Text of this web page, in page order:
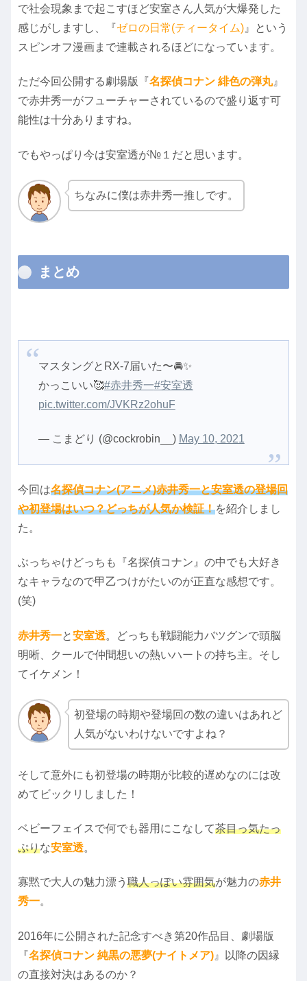
で社会現象まで起こすほど安室さん人気が大爆発した
感じがしますし、『ゼロの日常(ティータイム) 』という
スピンオフ漫画まで連載されるほどになっています。
ただ今回公開する劇場版『名探偵コナン 緋色の弾丸』
で赤井秀一がフューチャーされているので盛り返す可
能性は十分ありますね。
でもやっぱり今は安室透が№１だと思います。
ちなみに僕は赤井秀一推しです。
まとめ
マスタングとRX-7届いた〜🚘✨
かっこいい🥰#赤井秀一#安室透
pic.twitter.com/JVKRz2ohuF
— こまどり (@cockrobin__) May 10, 2021
今回は名探偵コナン(アニメ)赤井秀一と安室透の登場回
や初登場はいつ？どっちが人気か検証！を紹介しまし
た。
ぶっちゃけどっちも『名探偵コナン』の中でも大好き
なキャラなので甲乙つけがたいのが正直な感想です。
(笑)
赤井秀一と安室透。どっちも戦闘能力バツグンで頭脳
明晰、クールで仲間想いの熱いハートの持ち主。そし
てイケメン！
初登場の時期や登場回の数の違いはあれど
人気がないわけないですよね？
そして意外にも初登場の時期が比較的遅めなのには改
めてビックリしました！
ベビーフェイスで何でも器用にこなして茶目っ気たっ
ぷりな安室透。
寡黙で大人の魅力漂う 職人っぽい雰囲気が魅力の赤井
秀一。
2016年に公開された記念すべき第20作品目、劇場版
『名探偵コナン 純黒の悪夢(ナイトメア) 』以降の因縁
の直接対決はあるのか？